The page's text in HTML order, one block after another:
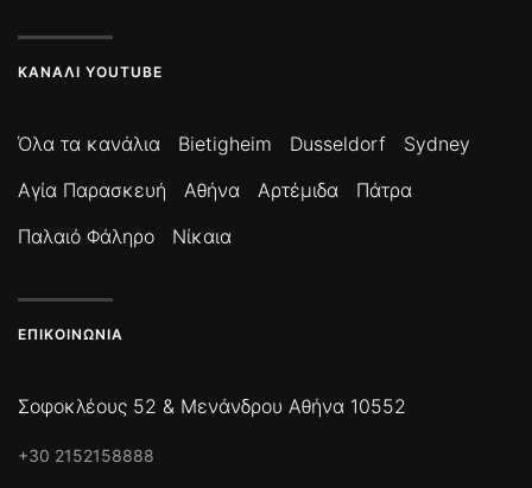
ΚΑΝΆΛΙ YOUTUBE
Όλα τα κανάλια Bietigheim Dusseldorf
Sydney
Αγία Παρασκευή
Αθήνα Αρτέμιδα
Πάτρα
Παλαιό Φάληρο
Νίκαια
ΕΠΙΚΟΙΝΩΝΊΑ
Σοφοκλέους 52 & Μενάνδρου Αθήνα 10552
+30 2152158888